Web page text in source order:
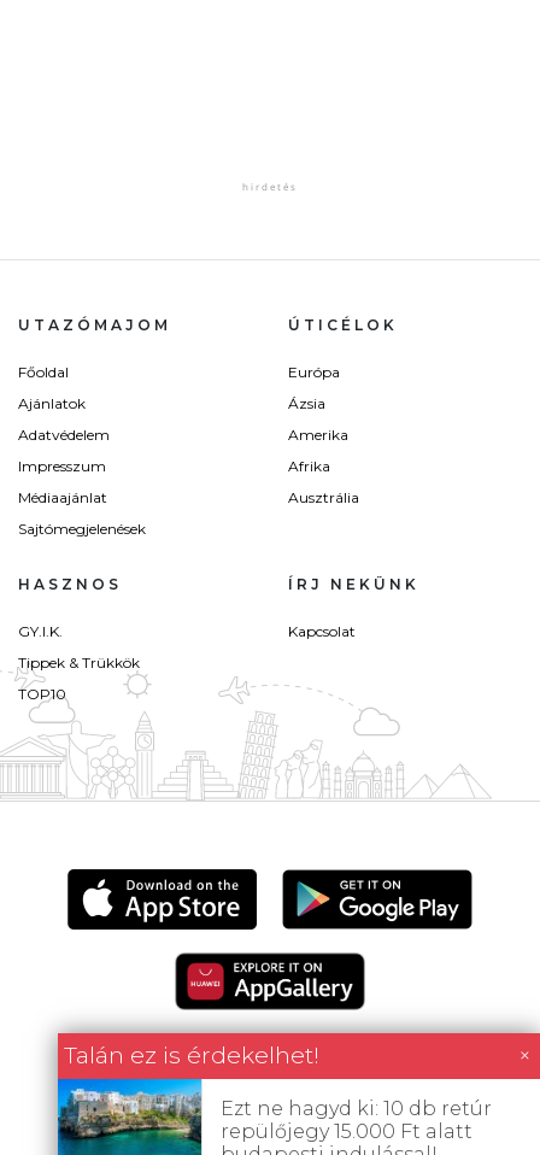
Talán ez is érdekelhet! ×
Ezt ne hagyd ki: 10 db retúr
repülőjegy 15.000 Ft alatt
UTAZÓMAJOM
Főoldal
Ajánlatok
Adatvédelem
Impresszum
Médiaajánlat
Sajtómegjelenések
ÚTICÉLOK
Európa
Ázsia
Amerika
Afrika
Ausztrália
HASZNOS
GY.I.K.
Tippek & Trükkök
TOP10
ÍRJ NEKÜNK
Kapcsolat
Minden tartalom jogvédett © 2026 Utazómajom.